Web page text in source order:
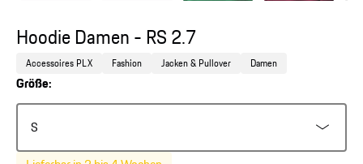
Hoodie Damen - RS 2.7
Accessoires PLX Fashion Jacken & Pullover Damen
Größe:
S